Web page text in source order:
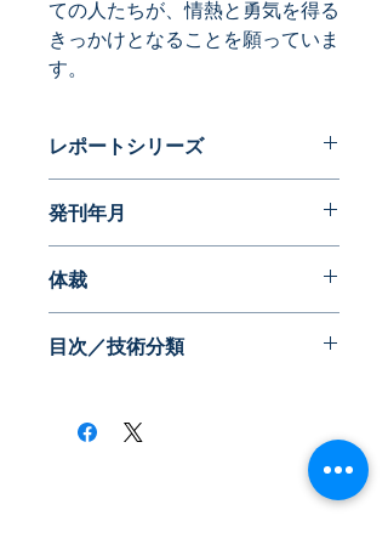
ての人たちが、情熱と勇気を得る
きっかけとなることを願っていま
す。
レポートシリーズ
発刊年月
体裁
目次／技術分類
​株式会社ネオテクノロジー